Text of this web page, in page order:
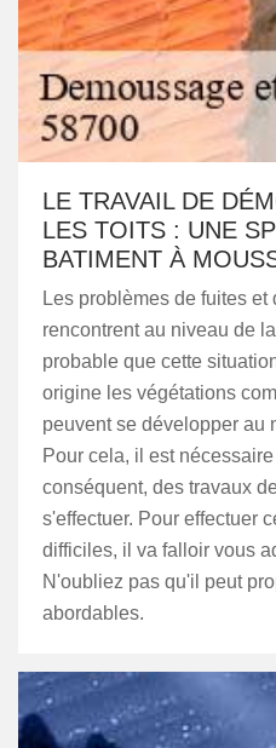
LE TRAVAIL DE
LES TOITS : UNE
BATIMENT À
Les problèmes de fuites et
rencontrent au niveau de
probable que cette
origine les végétations
peuvent se développer au
Pour cela, il est
conséquent, des travaux
s'effectuer. Pour effectuer
difficiles, il va falloir vous
N'oubliez pas qu'il peut
abordables.